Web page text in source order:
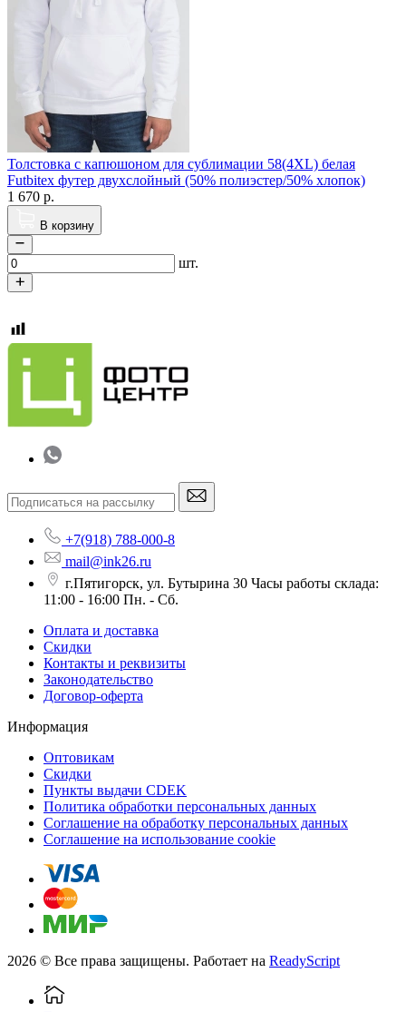
Толстовка с капюшоном для cублимации 58(4XL) белая
Futbitex футер двухслойный (50% полиэстер/50% хлопок)
1 670 р.
В корзину
шт.
+7(918) 788-000-8
mail@ink26.ru
г.Пятигорск, ул. Бутырина 30 Часы работы склада:
11:00 - 16:00 Пн. - Сб.
Оплата и доставка
Скидки
Контакты и реквизиты
Законодательство
Договор-оферта
Информация
Оптовикам
Скидки
Пункты выдачи CDEK
Политика обработки персональных данных
Соглашение на обработку персональных данных
Соглашение на использование cookie
2026 © Все права защищены. Работает на ReadyScript